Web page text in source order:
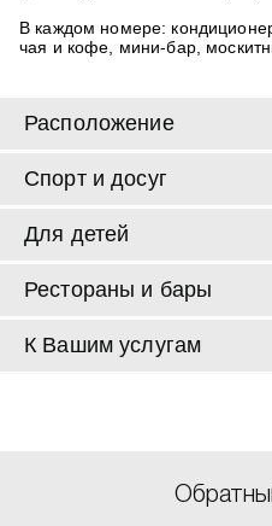
В каждом номере:
чая и кофе, мини-бар,
Расположение
Спорт и досуг
Для детей
Рестораны и бары
К Вашим услугам